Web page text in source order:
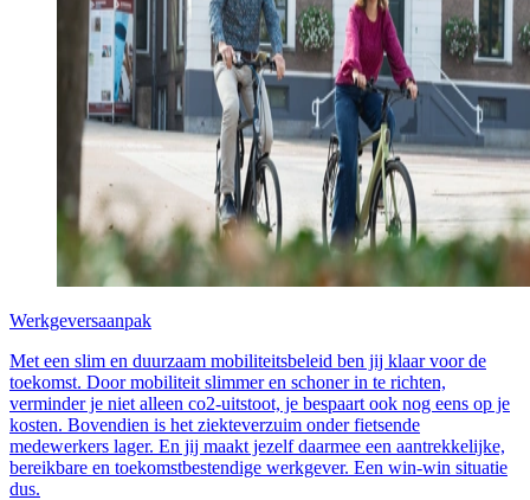
Werkgeversaanpak
Met een slim en duurzaam mobiliteitsbeleid ben jij klaar voor de
toekomst. Door mobiliteit slimmer en schoner in te richten,
verminder je niet alleen co2-uitstoot, je bespaart ook nog eens op je
kosten. Bovendien is het ziekteverzuim onder fietsende
medewerkers lager. En jij maakt jezelf daarmee een aantrekkelijke,
bereikbare en toekomstbestendige werkgever. Een win-win situatie
dus.